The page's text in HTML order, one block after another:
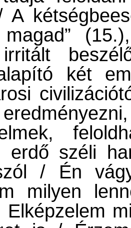
A
magad”
két
erdő széli
/ Én
milyen
Elképzelem